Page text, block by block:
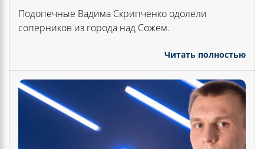
Подопечные Вадима Скрипченко одолели
соперников из города над Сожем.
Читать полностью